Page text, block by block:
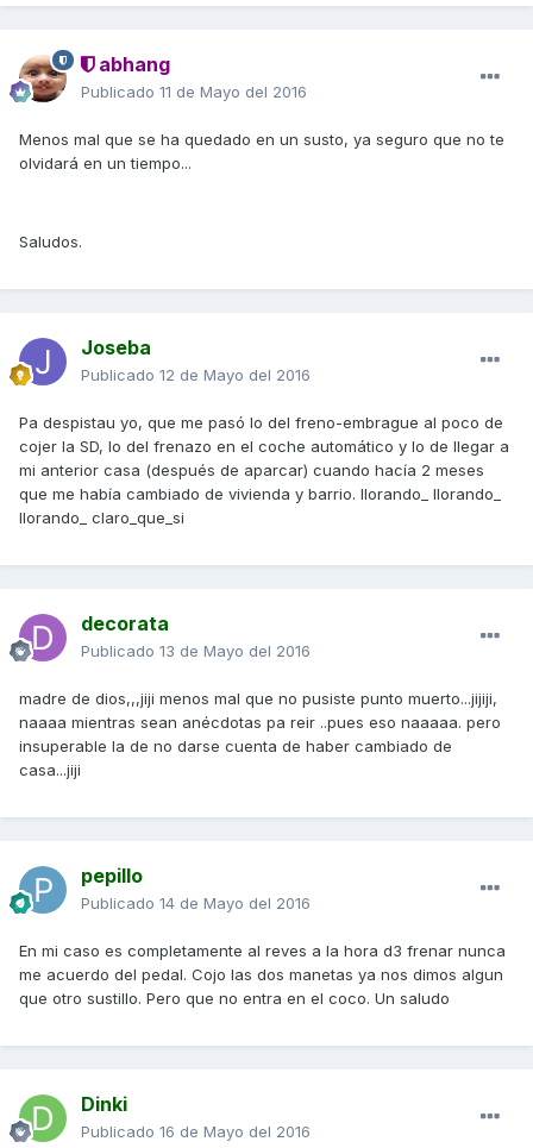
abhang
Publicado 11 de Mayo del 2016
Menos mal que se ha quedado en un susto, ya seguro que no te
olvidará en un tiempo...
Saludos.
Joseba
Publicado 12 de Mayo del 2016
Pa despistau yo, que me pasó lo del freno-embrague al poco de
cojer la SD, lo del frenazo en el coche automático y lo de llegar a
mi anterior casa (después de aparcar) cuando hacía 2 meses
que me había cambiado de vivienda y barrio. llorando_ llorando_
llorando_ claro_que_si
decorata
Publicado 13 de Mayo del 2016
madre de dios,,,jiji menos mal que no pusiste punto muerto...jijiji,
naaaa mientras sean anécdotas pa reir ..pues eso naaaaa. pero
insuperable la de no darse cuenta de haber cambiado de
casa...jiji
pepillo
Publicado 14 de Mayo del 2016
En mi caso es completamente al reves a la hora d3 frenar nunca
me acuerdo del pedal. Cojo las dos manetas ya nos dimos algun
que otro sustillo. Pero que no entra en el coco. Un saludo
Dinki
Publicado 16 de Mayo del 2016